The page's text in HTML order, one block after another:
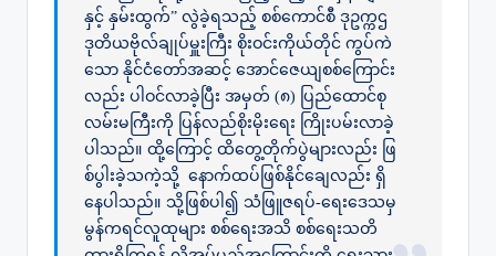
နှင့် နှမ်းထွက်” လွဲခဲ့ရသည့် စစ်ကောင်စီ ဒုဥက္ကဌ
ဒုတိယဗိုလ်ချုပ်မှူးကြီး စိုးဝင်းကိုယ်တိုင် ကွပ်ကဲ
သော နိုင်ငံတော်အဆင့် အောင်ဇေယျစစ်ကြောင်း
လည်း ပါဝင်လာခဲ့ပြီး အမှတ် (၈) ပြည်ထောင်စု
လမ်းမကြီးကို ပြန်လည်စိုးမိုးရေး ကြိုးပမ်းလာခဲ့
ပါသည်။ ထို့ကြောင့် ထိတွေ့တိုက်ပွဲများလည်း ဖြ
စ်ပွါးခဲ့သကဲ့သို့ နောက်ထပ်ဖြစ်နိုင်ချေလည်း ရှိ
နေပါသည်။ သို့ဖြစ်ပါ၍ သံဖြူဇရပ်-ရေးဒေသမှ
မွန်ကရင်လူထုများ စစ်ရေးအသိ စစ်ရေးသတိ